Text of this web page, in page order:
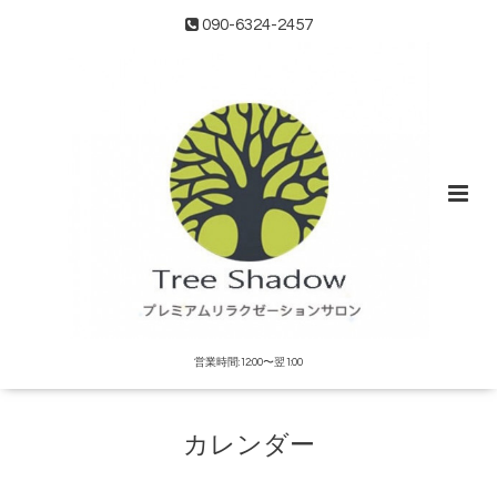
090-6324-2457
営業時間:12:00〜翌1:00
カレンダー